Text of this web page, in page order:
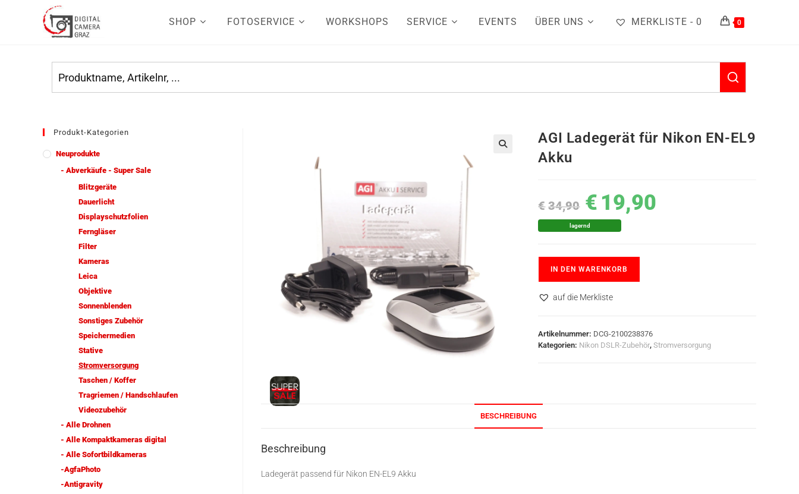
SHOP FOTOSERVICE WORKSHOPS SERVICE EVENTS ÜBER UNS MERKLISTE - 0 0
AGI Ladegerät für Nikon EN-EL9
Akku
€ 34,90 € 19,90
lagernd
IN DEN WARENKORB
auf die Merkliste
Artikelnummer: DCG-2100238376
Kategorien: Nikon DSLR-Zubehör,Stromversorgung
BESCHREIBUNG
Beschreibung
Ladegerät passend für Nikon EN-EL9 Akku
Produkt-Kategorien
Neuprodukte
- Abverkäufe - Super Sale
Blitzgeräte
Dauerlicht
Displayschutzfolien
Ferngläser
Filter
Kameras
Leica
Objektive
Sonnenblenden
Sonstiges Zubehör
Speichermedien
Stative
Stromversorgung
Taschen / Koffer
Tragriemen / Handschlaufen
Videozubehör
- Alle Drohnen
- Alle Kompaktkameras digital
- Alle Sofortbildkameras
-AgfaPhoto
-Antigravity